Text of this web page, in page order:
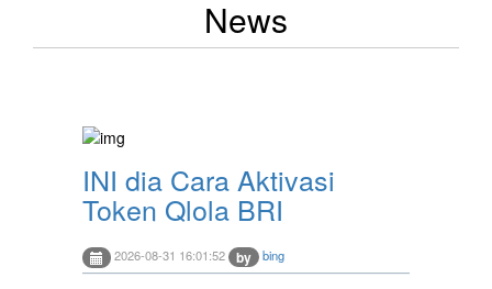
News
INI dia Cara Aktivasi
Token Qlola BRI
2026-08-31 16:01:52 by bing